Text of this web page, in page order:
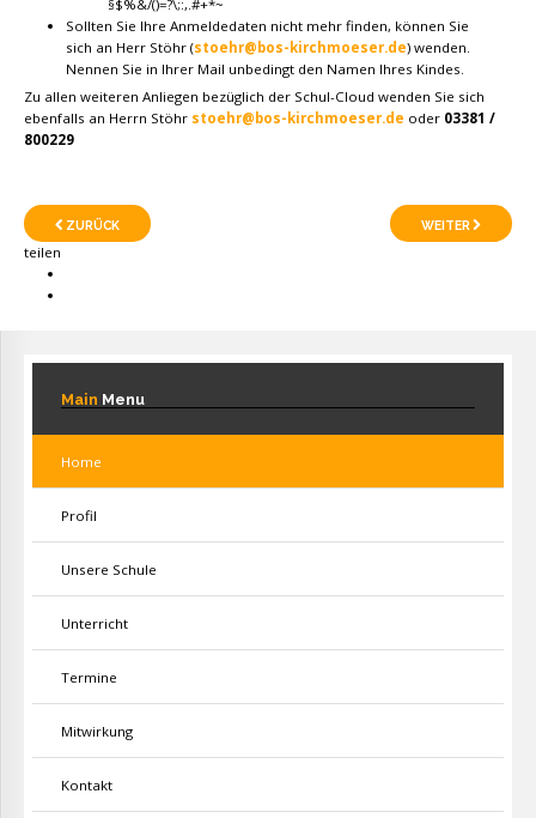
§$%&/()=?\;:,.#+*~
Sollten Sie Ihre Anmeldedaten nicht mehr finden, können Sie
sich an Herr Stöhr (stoehr@bos-kirchmoeser.de) wenden.
Nennen Sie in Ihrer Mail unbedingt den Namen Ihres Kindes.
Zu allen weiteren Anliegen bezüglich der Schul-Cloud wenden Sie sich
ebenfalls an Herrn Stöhr stoehr@bos-kirchmoeser.de oder 03381 /
800229
ZURÜCK WEITER
teilen
Main Menu
Home
Profil
Unsere Schule
Unterricht
Termine
Mitwirkung
Kontakt